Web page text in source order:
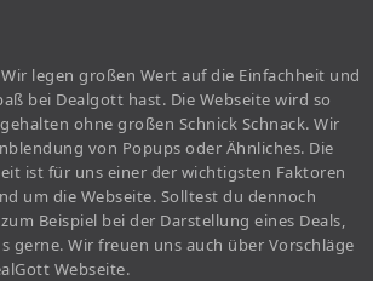
legen großen Wert auf die Einfachheit und
bei Dealgott hast. Die Webseite wird so
ohne großen Schnick Schnack. Wir
von Popups oder Ähnliches. Die
ist für uns einer der wichtigsten Faktoren
um die Webseite. Solltest du dennoch
Beispiel bei der Darstellung eines Deals,
gerne. Wir freuen uns auch über Vorschläge
Webseite.